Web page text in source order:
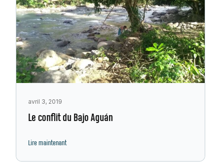
avril 3, 2019
Le conflit du Bajo Aguán
Lire maintenant